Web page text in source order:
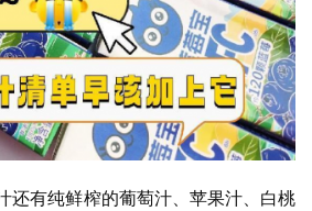
还有纯鲜榨的葡萄汁、苹果汁、白桃